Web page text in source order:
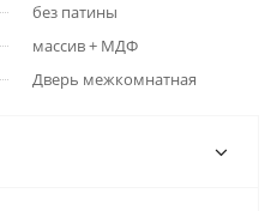
без патины
массив + МДФ
Дверь межкомнатная